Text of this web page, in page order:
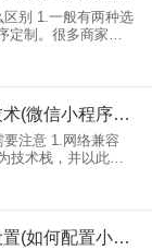
种选
制。很多商家分
别？ 2，微信
是开发好行业小
小程序的开发需要哪类技术(微信小程序开发的四个大坑需要注意)
网络兼容
技术栈，并以此为
自于“定制”，因为
你用了一个CSS
小程序的开发域名在哪设置(如何配置小程序业务域名)